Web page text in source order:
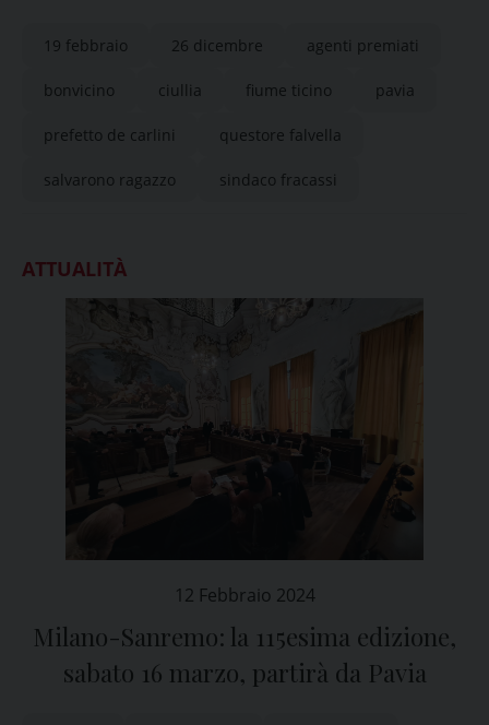
19 febbraio 26 dicembre agenti premiati
bonvicino ciullia fiume ticino pavia
prefetto de carlini questore falvella
salvarono ragazzo sindaco fracassi
ATTUALITÀ
12 Febbraio 2024
Milano-Sanremo: la 115esima edizione,
sabato 16 marzo, partirà da Pavia